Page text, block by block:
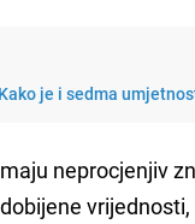
je i sedma
neprocjenjiv